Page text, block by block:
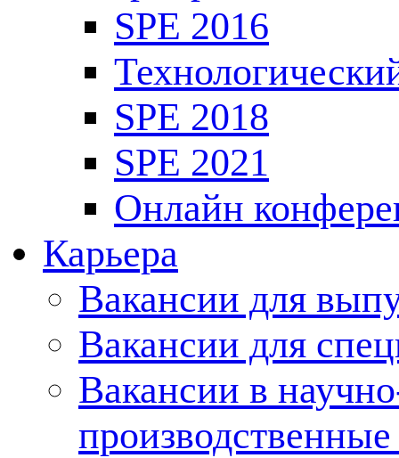
SPE 2016
SPE 2018
SPE 2021
Онлайн
Карьера
Вакансии для
Вакансии для
Вакансии в